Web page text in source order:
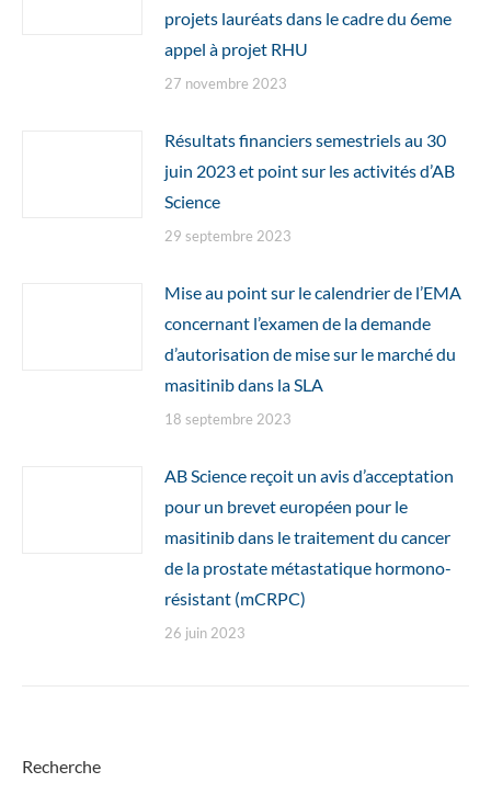
projets lauréats dans le cadre du 6eme
appel à projet RHU
27 novembre 2023
Résultats financiers semestriels au 30
juin 2023 et point sur les activités d’AB
Science
29 septembre 2023
Mise au point sur le calendrier de l’EMA
concernant l’examen de la demande
d’autorisation de mise sur le marché du
masitinib dans la SLA
18 septembre 2023
AB Science reçoit un avis d’acceptation
pour un brevet européen pour le
masitinib dans le traitement du cancer
de la prostate métastatique hormono-
résistant (mCRPC)
26 juin 2023
Recherche